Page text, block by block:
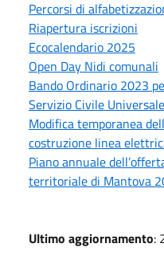
Percorsi di
Riapertura iscrizioni
Ecocalendario 2025
Open Day Nidi comunali
Bando Ordinario 2023
Servizio Civile Universale
Modifica temporanea
costruzione linea
Piano annuale
territoriale di Mantova
Ultimo aggiornamento: